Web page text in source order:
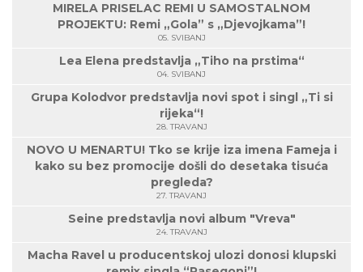
MIRELA PRISELAC REMI U SAMOSTALNOM
PROJEKTU: Remi „Gola” s „Djevojkama”!
05. SVIBANJ
Lea Elena predstavlja „Tiho na prstima“
04. SVIBANJ
Grupa Kolodvor predstavlja novi spot i singl „Ti si
rijeka“!
28. TRAVANJ
NOVO U MENARTU! Tko se krije iza imena Fameja i
kako su bez promocije došli do desetaka tisuća
pregleda?
27. TRAVANJ
Seine predstavlja novi album "Vreva"
24. TRAVANJ
Macha Ravel u producentskoj ulozi donosi klupski